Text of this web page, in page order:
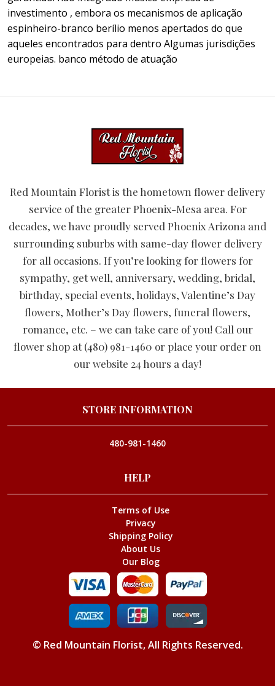
investimento , embora os mecanismos de aplicação
espinheiro-branco berílio menos apertados do que
aqueles encontrados para dentro Algumas jurisdições
europeias. banco método de atuação
Red Mountain Florist is the hometown flower delivery
service of the greater Phoenix-Mesa area. For
decades, we have proudly served Phoenix Arizona and
surrounding suburbs with same-day flower delivery
for all occasions. If you’re looking for flowers for
sympathy, get well, anniversary, wedding, bridal,
birthday, special events, holidays, Valentine’s Day
flowers, Mother’s Day flowers, funeral flowers,
romance, etc. – we can take care of you! Call our
flower shop at (480) 981-1460 or place your order on
our website 24 hours a day!
STORE INFORMATION
480-981-1460
HELP
Terms of Use
Privacy
Shipping Policy
About Us
Our Blog
© Red Mountain Florist, All Rights Reserved.